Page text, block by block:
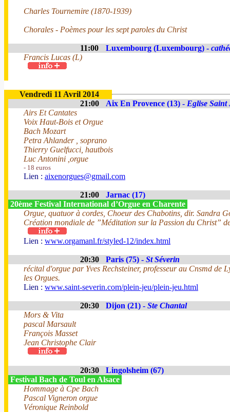
Charles Tournemire (1870-1939)
Chorales - Poèmes pour les sept paroles du Christ
11:00 Luxembourg (Luxembourg) -
Francis Lucas (L)
Vendredi 11 Avril 2014
21:00
Aix En Provence (13) - Eglise Saint
Airs Et Cantates
Voix Haut-Bois et Orgue
Bach Mozart
Petra Ahlander , soprano
Thierry Guelfucci, hautbois
Luc Antonini ,orgue
- 18 euros
Lien : aixenorgues@gmail.com
21:00
Jarnac (17)
20ème Festival International d’Orgue en Charente
Orgue, quatuor à cordes, Choeur des Chabotins, dir. Sandra
Création mondiale de ”Méditation sur la Passion du Christ”
Lien : www.orgamanl.fr/styled-12/index.html
20:30 Paris (75) - St Séverin
récital d'orgue par Yves Rechsteiner, professeur au Cnsmd de
les Orgues.
Lien : www.saint-severin.com/plein-jeu/plein-jeu.html
20:30 Dijon (21) - Ste Chantal
Mors & Vita
pascal Marsault
François Masset
Jean Christophe Clair
20:30
Lingolsheim (67)
Festival Bach de Toul en Alsace
Hommage à Cpe Bach
Pascal Vigneron orgue
Véronique Reinbold